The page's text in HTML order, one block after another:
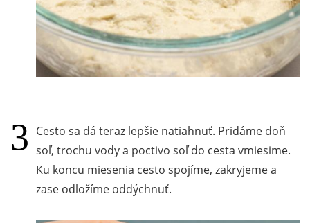
Cesto sa dá teraz lepšie natiahnuť. Pridáme doň
soľ, trochu vody a poctivo soľ do cesta vmiesime.
Ku koncu miesenia cesto spojíme, zakryjeme a
zase odložíme oddýchnuť.